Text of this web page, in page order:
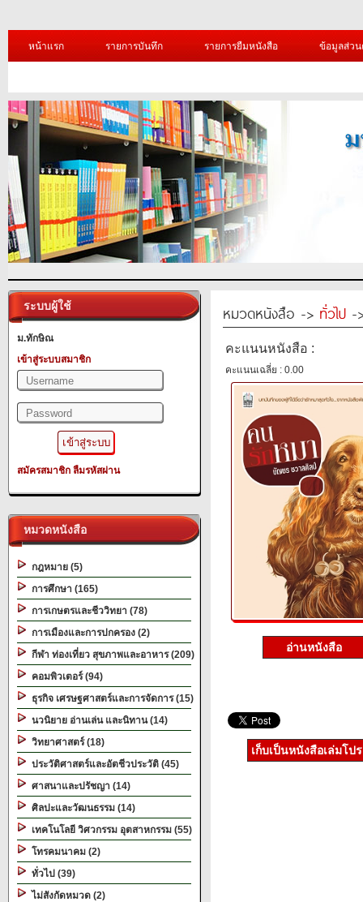
หน้าแรก รายการบันทึก รายการยืมหนังสือ ข้อมูลส่ว
ระบบผู้ใช้
ม.ทักษิณ
เข้าสู่ระบบสมาชิก
สมัครสมาชิก ลืมรหัสผ่าน
หมวดหนังสือ
กฎหมาย (5)
การศึกษา (165)
การเกษตรและชีววิทยา (78)
การเมืองและการปกครอง (2)
กีฬา ท่องเที่ยว สุขภาพและอาหาร (209)
คอมพิวเตอร์ (94)
ธุรกิจ เศรษฐศาสตร์และการจัดการ (15)
นวนิยาย อ่านเล่น และนิทาน (14)
วิทยาศาสตร์ (18)
ประวัติศาสตร์และอัตชีวประวัติ (45)
ศาสนาและปรัชญา (14)
ศิลปะและวัฒนธรรม (14)
เทคโนโลยี วิศวกรรม อุตสาหกรรม (55)
โทรคมนาคม (2)
ทั่วไป (39)
ไม่สังกัดหมวด (2)
หมวดหนังสือ -> ทั่วไป -
คะแนนหนังสือ :
คะแนนเฉลี่ย : 0.00
อ่านหนังสือ
เก็บเป็นหนังสือเล่มโป